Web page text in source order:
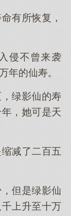
有所恢复，
侵不曾来袭
年的仙寿。
绿影仙的寿
，她可是天
减了二百五
但是绿影仙
上升至十万